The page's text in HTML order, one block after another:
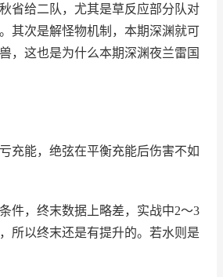
省给二队，尤其是草反应部分队对
其次是解怪物机制，本期深渊就可
，这也是为什么本期深渊夜兰雷国
充能，绝弦在平衡充能后伤害不如
件，终末数据上略差，实战中2～3
所以终末还是有提升的。若水则是